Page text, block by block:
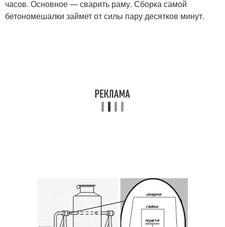
часов. Основное — сварить раму. Сборка самой
бетономешалки займет от силы пару десятков минут.